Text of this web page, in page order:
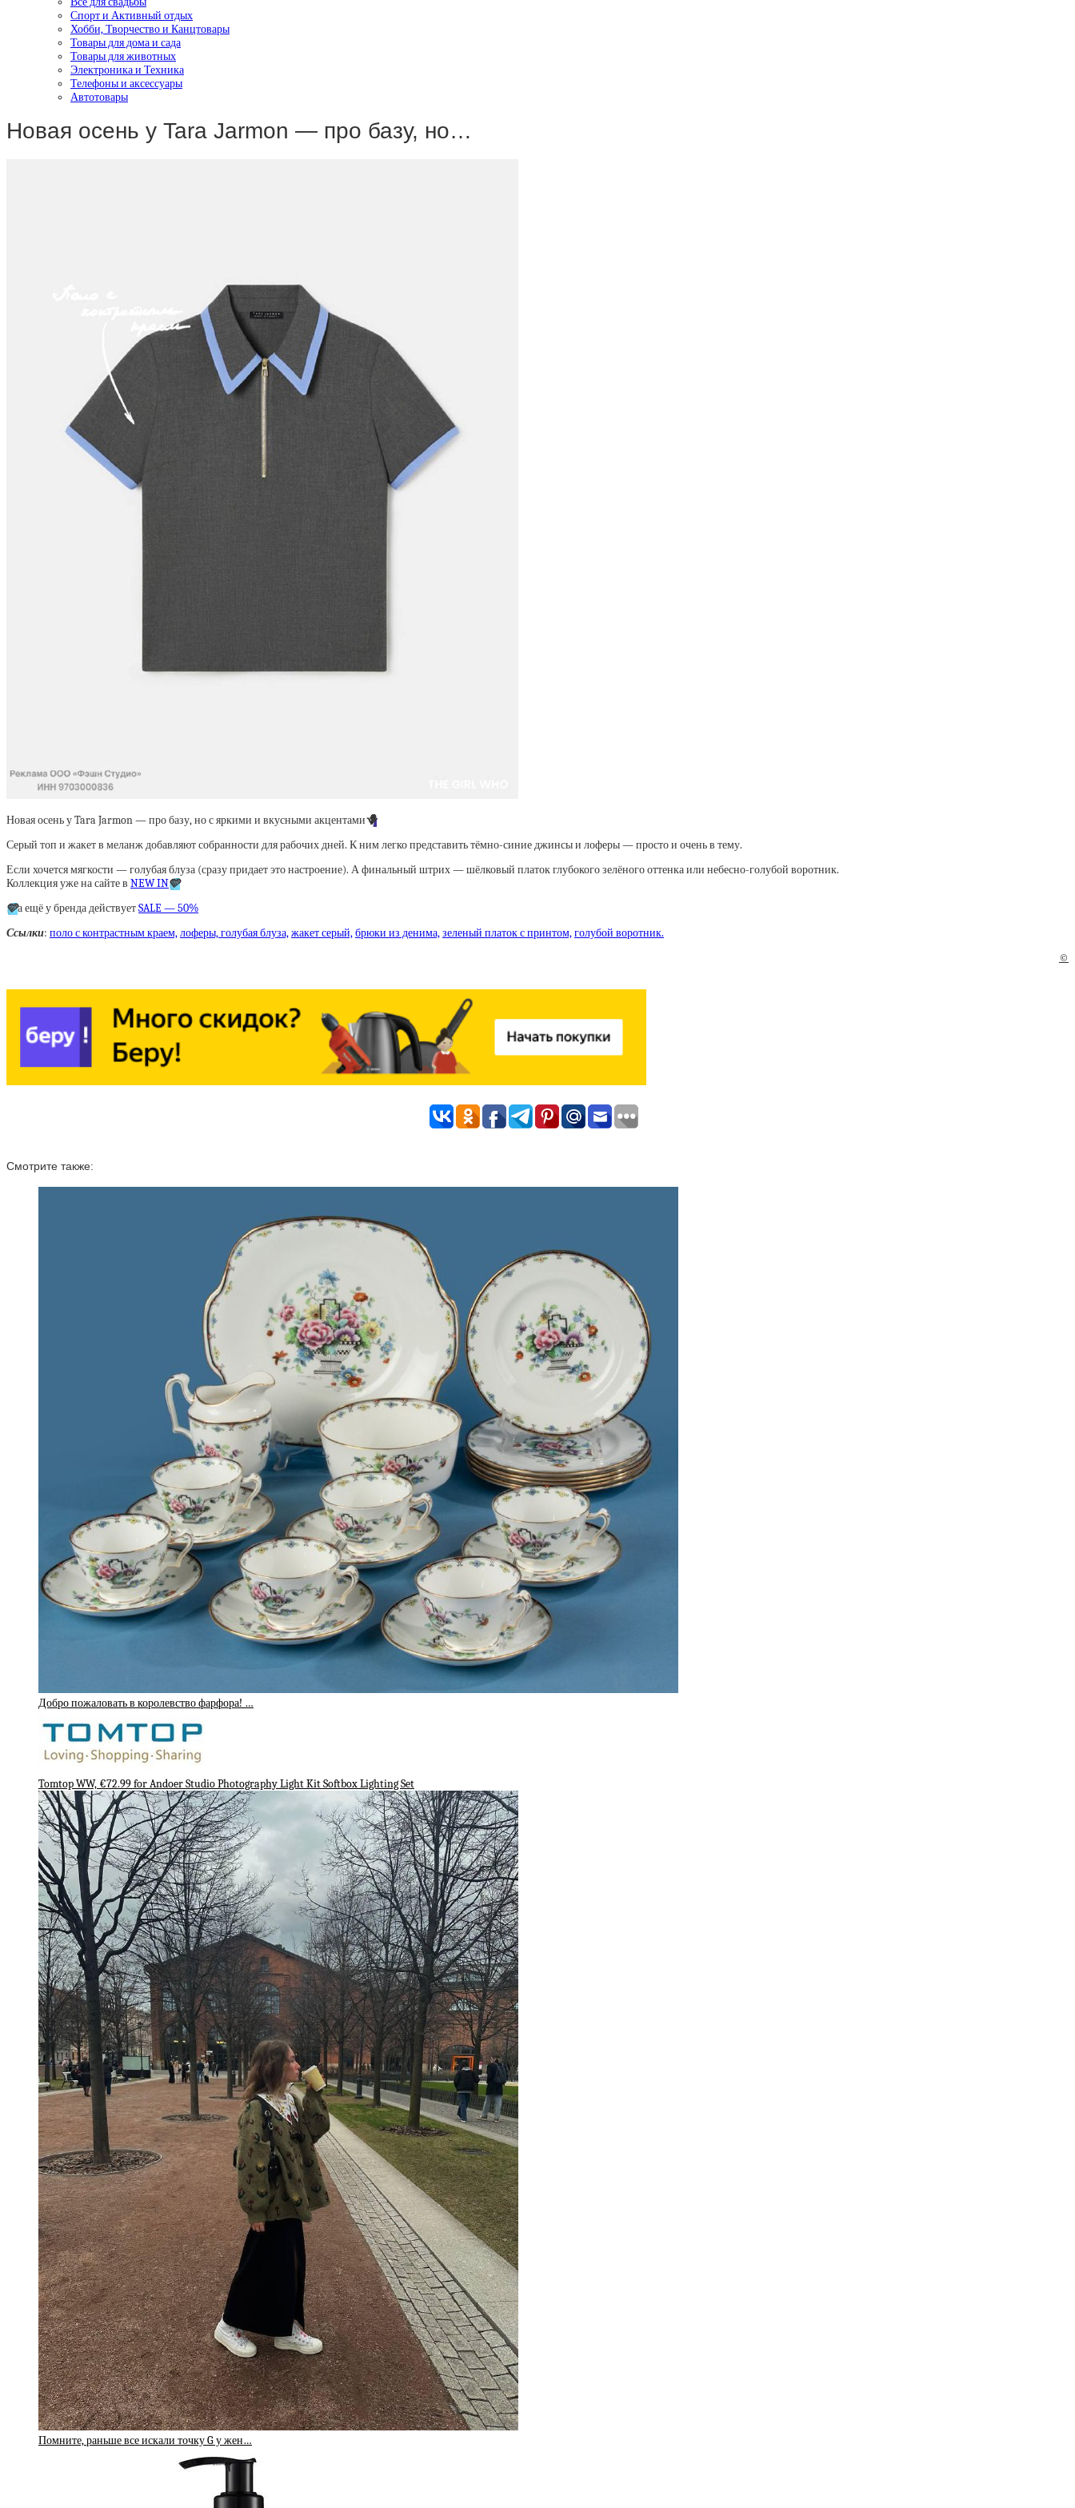
Спорт и Активный отдых
Хобби, Творчество и Канцтовары
Товары для дома и сада
Товары для животных
Электроника и Техника
Телефоны и аксессуары
Автотовары
Новая осень у Tara Jarmon — про базу, но…
Новая осень у Tara Jarmon — про базу, но с яркими и вкусными акцентами🪻
Серый топ и жакет в меланж добавляют собранности для рабочих дней. К ним легко представить тёмно-синие джинсы и лоферы — просто и очень в тему.
Если хочется мягкости — голубая блуза (сразу придает это настроение). А финальный штрих — шёлковый платок глубокого зелёного оттенка или небесно-голубой воротник.
Коллекция уже на сайте в NEW IN🩵
🩵а ещё у бренда действуетSALE — 50%
Ссылки: поло с контрастным краем,лоферы,голубая блуза,жакет серый,брюки из денима,зеленый платок с принтом,голубой воротник.
©
Смотрите также:
Добро пожаловать в королевство фарфора! …
Tomtop WW, €72.99 for Andoer Studio Photography Light Kit Softbox Lighting Set
Помните, раньше все искали точку G у жен…